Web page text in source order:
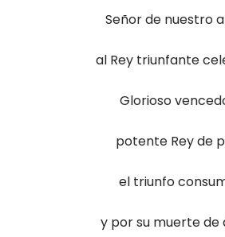
Señor de nuestro
al Rey triunfante
Glorioso
potente Rey de
el triunfo
y por su muerte de